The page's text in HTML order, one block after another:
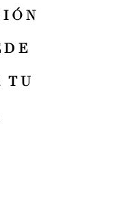
TU